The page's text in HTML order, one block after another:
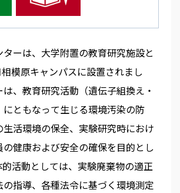
ーは、大学附置の教育研究施設と
模原キャンパスに設置されまし
、教育研究活動（遺伝子組換え・
ともなって生じる環境汚染の防
活環境の保全、実験研究時におけ
の健康および安全の確保を目的とし
活動としては、実験廃棄物の適正
指導、各種法令に基づく環境測定